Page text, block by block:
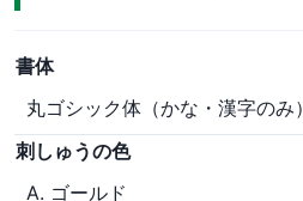
書体
丸ゴシック体（かな・漢字のみ）
刺しゅうの色
A. ゴールド